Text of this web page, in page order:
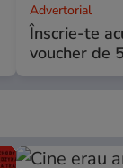
Advertorial
Înscrie-te
voucher de